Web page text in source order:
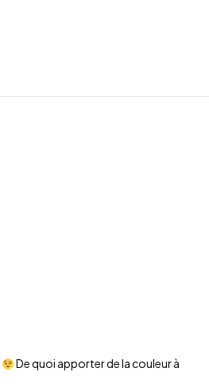
De quoi apporter de la couleur à